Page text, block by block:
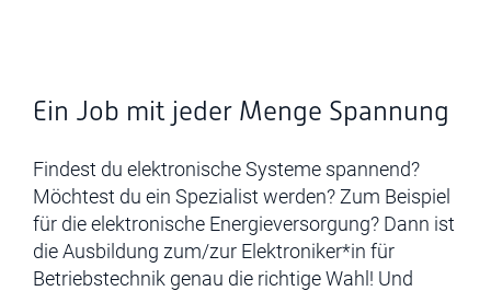
Ein Job mit jeder Menge Spannung
Findest du elektronische Systeme spannend?
Möchtest du ein Spezialist werden? Zum Beispiel
für die elektronische Energieversorgung? Dann ist
die Ausbildung zum/zur Elektroniker*in für
Betriebstechnik genau die richtige Wahl! Und